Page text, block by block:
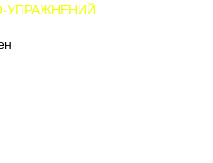
УПРАЖНЕНИЙ